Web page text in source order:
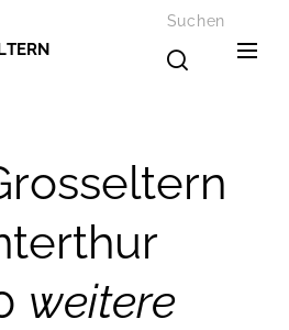
Suchen
weitere